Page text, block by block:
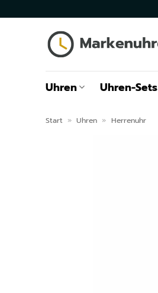
Uhren Uhren-Sets
Start » Uhren » Herrenuhr